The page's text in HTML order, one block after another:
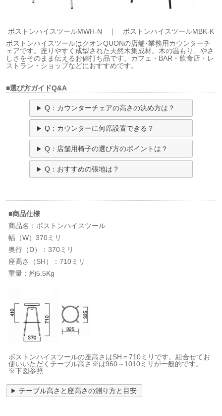
ボストンハイスツールMWH-N ｜ ボストンハイスツールMBK-K
ボストンハイスツールはクオンQUONの店舗･業務用カウンターチ
ェアです。座りやすく成型された天然木集成材。木の温もり、やさ
しさをそのまま伝えるお値打ち品です。カフェ・BAR・飲食店・レ
ストラン・ショップなどにおすすめです。
■選び方ガイドQ&A
Q：カウンターチェアの高さの決め方は？
Q：カウンターに何席設置できる？
Q：店舗用椅子の選び方のポイントは？
Q：おすすめの張地は？
■商品仕様
商品名：ボストンハイスツール
幅（W）370ミリ
奥行（D）：370ミリ
座高さ（SH）：710ミリ
重量：約5.5Kg
ボストンハイスツールの座高さはSH＝710ミリです。組合せてお
使いいただくテーブル高さ※は960～1010ミリが一般的です。
※下図参照
テーブル高さと座高さの測り方と目安